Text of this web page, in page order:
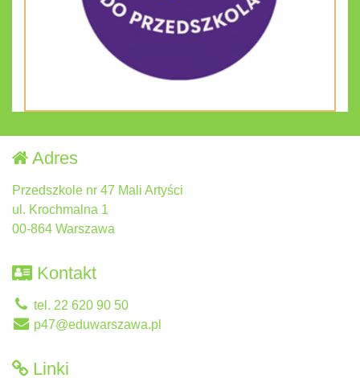
Adres
Przedszkole nr 47 Mali Artyści
ul. Krochmalna 1
00-864 Warszawa
Kontakt
tel. 22 620 90 50
p47@eduwarszawa.pl
Linki